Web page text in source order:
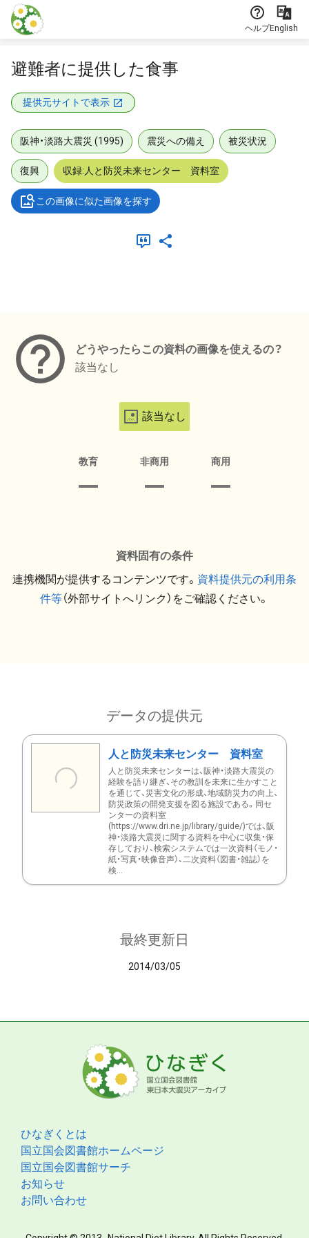
本文に飛ぶ
ヘルプEnglish
避難者に提供した食事
提供元サイトで表示
阪神・淡路大震災 (1995) 震災への備え 被災状況
復興 収録:人と防災未来センター 資料室
この画像に似た画像を探す
どうやったらこの資料の画像を使えるの？
該当なし
該当なし
教育 非商用 商用
資料固有の条件
連携機関が提供するコンテンツです。 資料提供元の利用条
件等（外部サイトへリンク）をご確認ください。
データの提供元
人と防災未来センター 資料室
人と防災未来センターは、阪神・淡路大震災の
経験を語り継ぎ、その教訓を未来に生かすこと
を通じて、災害文化の形成、地域防災力の向上、
防災政策の開発支援を図る施設である。同セ
ンターの資料室
(https://www.dri.ne.jp/library/guide/)では、阪
神・淡路大震災に関する資料を中心に収集・保
存しており、検索システムでは一次資料（モノ・
紙・写真・映像音声）、二次資料（図書・雑誌）を
検...
最終更新日
2014/03/05
ひなぎくとは
国立国会図書館ホームページ
国立国会図書館サーチ
お知らせ
お問い合わせ